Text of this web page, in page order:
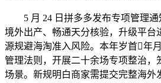
5 月 24 日拼多多发布专项管理通
境外出产、畅通天分核验，升级平台
源规避海淘准入风险。本年岁首年
管理法则，开展二十余场专项整治，
场景。新规明白商家需提交完整海外